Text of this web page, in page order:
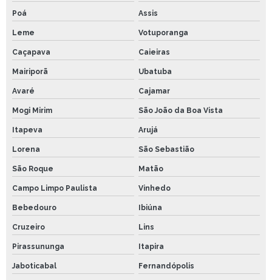
Poá Assis
Leme Votuporanga
Caçapava Caieiras
Mairiporã Ubatuba
Avaré Cajamar
Mogi Mirim São João da Boa Vista
Itapeva Arujá
Lorena São Sebastião
São Roque Matão
Campo Limpo Paulista Vinhedo
Bebedouro Ibiúna
Cruzeiro Lins
Pirassununga Itapira
Jaboticabal Fernandópolis